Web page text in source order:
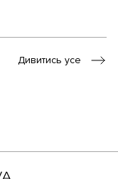
Дивитись усе